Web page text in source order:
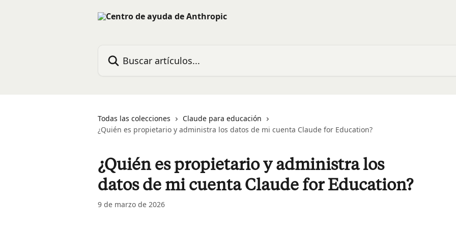
Todas las colecciones
Claude para educación
¿Quién es propietario y administra los datos de mi cuenta Claude for Education?
¿Quién es propietario y administra los
datos de mi cuenta Claude for Education?
9 de marzo de 2026